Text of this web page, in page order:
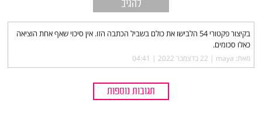
בקיצור פקטורי 54 הלבישו את כולם בשביל הכתבה הזו. אין סיכוי שאף אחת הוציאה
כאלו סכומים.
מאת: maya |‏ 22 בדצמבר 2022 | 04:41
תגובות נוספות